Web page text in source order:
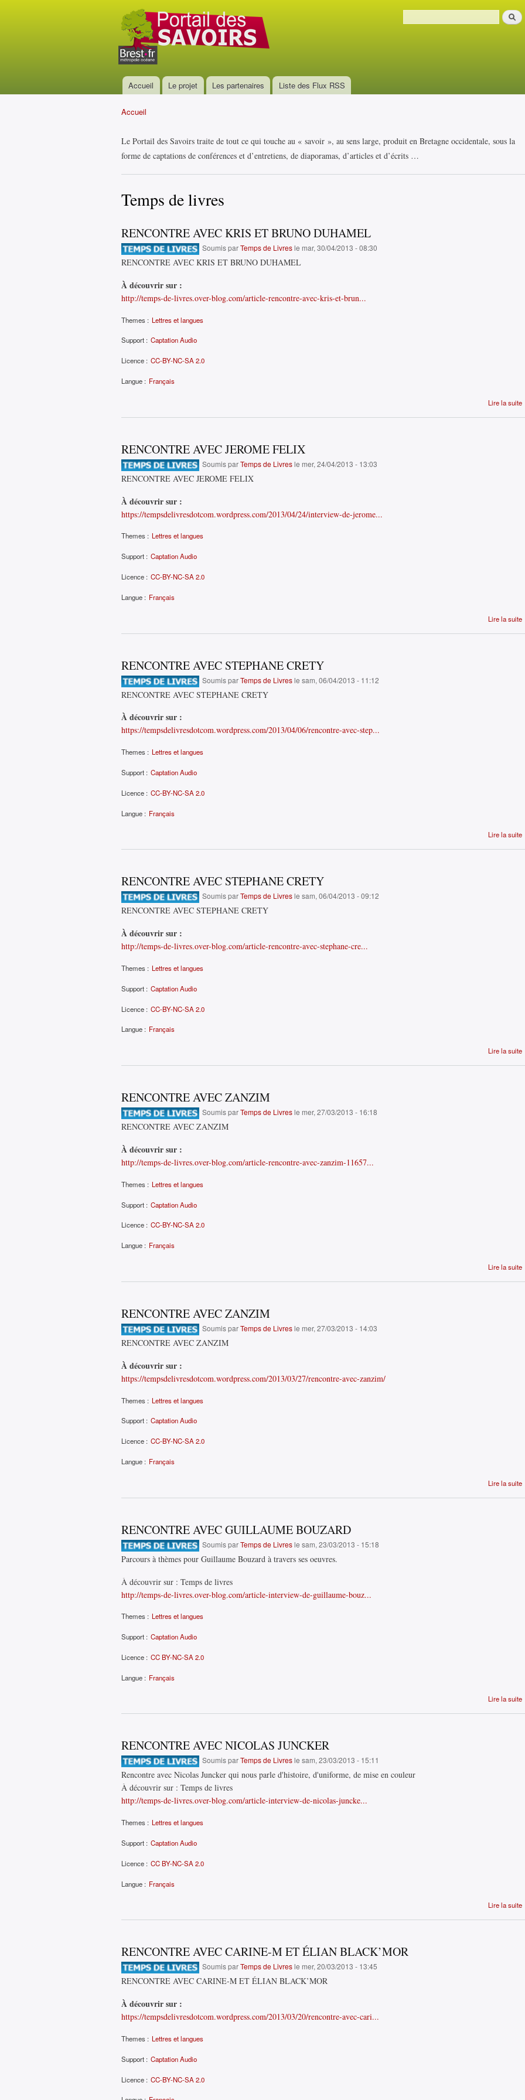
Portail
des
savoirs
Formulaire de recherche
Menu principal
Accueil Le projet Les partenaires Liste des Flux RSS
Accueil
Le Portail des Savoirs traite de tout ce qui touche au « savoir », au sens large, produit en Bretagne occidentale, sous la
forme de captations de conférences et d’entretiens, de diaporamas, d’articles et d’écrits …
Temps de livres
RENCONTRE AVEC KRIS ET BRUNO DUHAMEL
Soumis parTemps de Livresle mar, 30/04/2013 - 08:30
RENCONTRE AVEC KRIS ET BRUNO DUHAMEL
À découvrir sur :
http://temps-de-livres.over-blog.com/article-rencontre-avec-kris-et-brun...
Themes : Lettres et langues
Support : Captation Audio
Licence : CC-BY-NC-SA 2.0
Langue : Français
Lire la suite
RENCONTRE AVEC JEROME FELIX
Soumis parTemps de Livresle mer, 24/04/2013 - 13:03
RENCONTRE AVEC JEROME FELIX
À découvrir sur :
https://tempsdelivresdotcom.wordpress.com/2013/04/24/interview-de-jerome...
Themes : Lettres et langues
Support : Captation Audio
Licence : CC-BY-NC-SA 2.0
Langue : Français
Lire la suite
RENCONTRE AVEC STEPHANE CRETY
Soumis parTemps de Livresle sam, 06/04/2013 - 11:12
RENCONTRE AVEC STEPHANE CRETY
À découvrir sur :
https://tempsdelivresdotcom.wordpress.com/2013/04/06/rencontre-avec-step...
Themes : Lettres et langues
Support : Captation Audio
Licence : CC-BY-NC-SA 2.0
Langue : Français
Lire la suite
RENCONTRE AVEC STEPHANE CRETY
Soumis parTemps de Livresle sam, 06/04/2013 - 09:12
RENCONTRE AVEC STEPHANE CRETY
À découvrir sur :
http://temps-de-livres.over-blog.com/article-rencontre-avec-stephane-cre...
Themes : Lettres et langues
Support : Captation Audio
Licence : CC-BY-NC-SA 2.0
Langue : Français
Lire la suite
RENCONTRE AVEC ZANZIM
Soumis parTemps de Livresle mer, 27/03/2013 - 16:18
RENCONTRE AVEC ZANZIM
À découvrir sur :
http://temps-de-livres.over-blog.com/article-rencontre-avec-zanzim-11657...
Themes : Lettres et langues
Support : Captation Audio
Licence : CC-BY-NC-SA 2.0
Langue : Français
Lire la suite
RENCONTRE AVEC ZANZIM
Soumis parTemps de Livresle mer, 27/03/2013 - 14:03
RENCONTRE AVEC ZANZIM
À découvrir sur :
https://tempsdelivresdotcom.wordpress.com/2013/03/27/rencontre-avec-zanzim/
Themes : Lettres et langues
Support : Captation Audio
Licence : CC-BY-NC-SA 2.0
Langue : Français
Lire la suite
RENCONTRE AVEC GUILLAUME BOUZARD
Soumis parTemps de Livresle sam, 23/03/2013 - 15:18
Parcours à thèmes pour Guillaume Bouzard à travers ses oeuvres.
À découvrir sur : Temps de livres
http://temps-de-livres.over-blog.com/article-interview-de-guillaume-bouz...
Themes : Lettres et langues
Support : Captation Audio
Licence : CC BY-NC-SA 2.0
Langue : Français
Lire la suite
RENCONTRE AVEC NICOLAS JUNCKER
Soumis parTemps de Livresle sam, 23/03/2013 - 15:11
Rencontre avec Nicolas Juncker qui nous parle d'histoire, d'uniforme, de mise en couleur
À découvrir sur : Temps de livres
http://temps-de-livres.over-blog.com/article-interview-de-nicolas-juncke...
Themes : Lettres et langues
Support : Captation Audio
Licence : CC BY-NC-SA 2.0
Langue : Français
Lire la suite
RENCONTRE AVEC CARINE-M ET ÉLIAN BLACK’MOR
Soumis parTemps de Livresle mer, 20/03/2013 - 13:45
RENCONTRE AVEC CARINE-M ET ÉLIAN BLACK’MOR
À découvrir sur :
https://tempsdelivresdotcom.wordpress.com/2013/03/20/rencontre-avec-cari...
Themes : Lettres et langues
Support : Captation Audio
Licence : CC-BY-NC-SA 2.0